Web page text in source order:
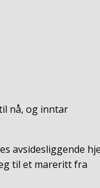
nå, og inntar
avsidesliggende
til et mareritt fra